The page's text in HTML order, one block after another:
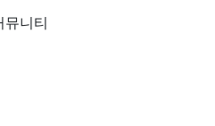
뮤니티